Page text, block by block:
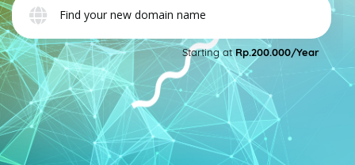
Starting atRp.200.000/Year